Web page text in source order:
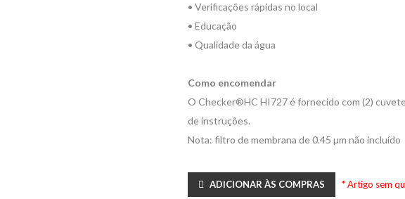
• Verificações rápidas no local
• Educação
• Qualidade da água
Como encomendar
O Checker®HC HI727 é fornecido com (2)
de instruções.
Nota: filtro de membrana de 0.45 µm não incluído
ADICIONAR ÀS COMPRAS * Artigo sem